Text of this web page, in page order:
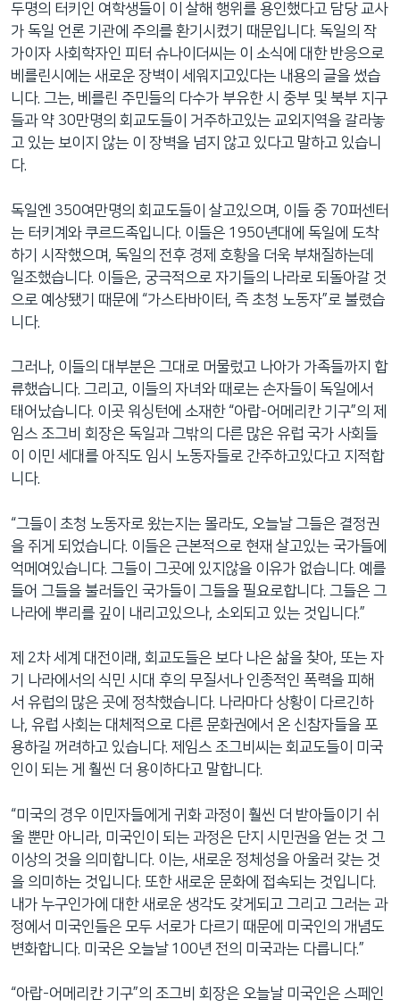
로
이
등
두명의 터키인 여학생들이 이 살해 행위를 용인했다고 담당 교사
가 독일 언론 기관에 주의를 환기시켰기 때문입니다. 독일의 작
가이자 사회학자인 피터 슈나이더씨는 이 소식에 대한 반응으로
베를린시에는 새로운 장벽이 세워지고있다는 내용의 글을 썼습
니다. 그는, 베를린 주민들의 다수가 부유한 시 중부 및 북부 지구
들과 약 30만명의 회교도들이 거주하고있는 교외지역을 갈라놓
고 있는 보이지 않는 이 장벽을 넘지 않고 있다고 말하고 있습니
다.
독일엔 350여만명의 회교도들이 살고있으며, 이들 중 70퍼센터
는 터키계와 쿠르드족입니다. 이들은 1950년대에 독일에 도착
하기 시작했으며, 독일의 전후 경제 호황을 더욱 부채질하는데
일조했습니다. 이들은, 궁극적으로 자기들의 나라로 되돌아갈 것
으로 예상됐기 때문에 “가스타바이터, 즉 초청 노동자”로 불렸습
니다.
그러나, 이들의 대부분은 그대로 머물렀고 나아가 가족들까지 합
류했습니다. 그리고, 이들의 자녀와 때로는 손자들이 독일에서
태어났습니다. 이곳 워싱턴에 소재한 “아랍-어메리칸 기구”의 제
임스 조그비 회장은 독일과 그밖의 다른 많은 유럽 국가 사회들
이 이민 세대를 아직도 임시 노동자들로 간주하고있다고 지적합
니다.
“그들이 초청 노동자로 왔는지는 몰라도, 오늘날 그들은 결정권
을 쥐게 되었습니다. 이들은 근본적으로 현재 살고있는 국가들에
억메여있습니다. 그들이 그곳에 있지않을 이유가 없습니다. 예를
들어 그들을 불러들인 국가들이 그들을 필요로합니다. 그들은 그
나라에 뿌리를 깊이 내리고있으나, 소외되고 있는 것입니다.”
제 2차 세계 대전이래, 회교도들은 보다 나은 삶을 찾아, 또는 자
기 나라에서의 식민 시대 후의 무질서나 인종적인 폭력을 피해
서 유럽의 많은 곳에 정착했습니다. 나라마다 상황이 다르긴하
나, 유럽 사회는 대체적으로 다른 문화권에서 온 신참자들을 포
용하길 꺼려하고 있습니다. 제임스 조그비씨는 회교도들이 미국
인이 되는 게 훨씬 더 용이하다고 말합니다.
“미국의 경우 이민자들에게 귀화 과정이 훨씬 더 받아들이기 쉬
울 뿐만 아니라, 미국인이 되는 과정은 단지 시민권을 얻는 것 그
이상의 것을 의미합니다. 이는, 새로운 정체성을 아울러 갖는 것
을 의미하는 것입니다. 또한 새로운 문화에 접속되는 것입니다.
내가 누구인가에 대한 새로운 생각도 갖게되고 그리고 그러는 과
정에서 미국인들은 모두 서로가 다르기 때문에 미국인의 개념도
변화합니다. 미국은 오늘날 100년 전의 미국과는 다릅니다.”
“아랍-어메리칸 기구”의 조그비 회장은 오늘날 미국인은 스페인